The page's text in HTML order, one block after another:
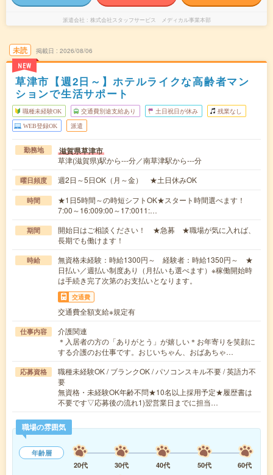
派遣会社 株式会社スタッフサービス メディカル事業本部
未読
NEW
掲載日 2026/08/06
草津市【週2日～】ホテルライクな高齢者マン
ションで生活サポート
職種未経験OK 交通費別途支給あり 土日祝日が休み 残業なし
WEB登録OK 派遣
勤務地 滋賀県草津市
草津(滋賀県)駅から---分／南草津駅から---分
曜日頻度 週2日～5日OK（月～金） ★土日休みOK
時間
★1日5時間～の時短シフトOK★スタート時間選べます！
7:00～16:009:00～17:0011:…
期間
開始日はご相談ください！ ★急募 ★職場が気に入れば、
長期でも働けます！
時給
無資格未経験：時給1300円～ 経験者：時給1350円～ ★
日払い／週払い制度あり（月払いも選べます）※稼働開始時
は手続き完了次第のお支払いとなります。
交通費
交通費全額支給※規定有
仕事内容
介護関連
＊入居者の方の「ありがとう」が嬉しい＊お年寄りを笑顔に
する介護のお仕事です。おじいちゃん、おばあちゃ…
応募資格
職種未経験OK / ブランクOK / パソコンスキル不要 / 英語力不
要
無資格・未経験OK年齢不問★10名以上採用予定★履歴書は
不要です▽応募後の流れ1)翌営業日までに担当…
職場の雰囲気
年齢層
20代
30代 40代 50代
60代